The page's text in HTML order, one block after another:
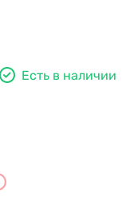
Есть в наличии